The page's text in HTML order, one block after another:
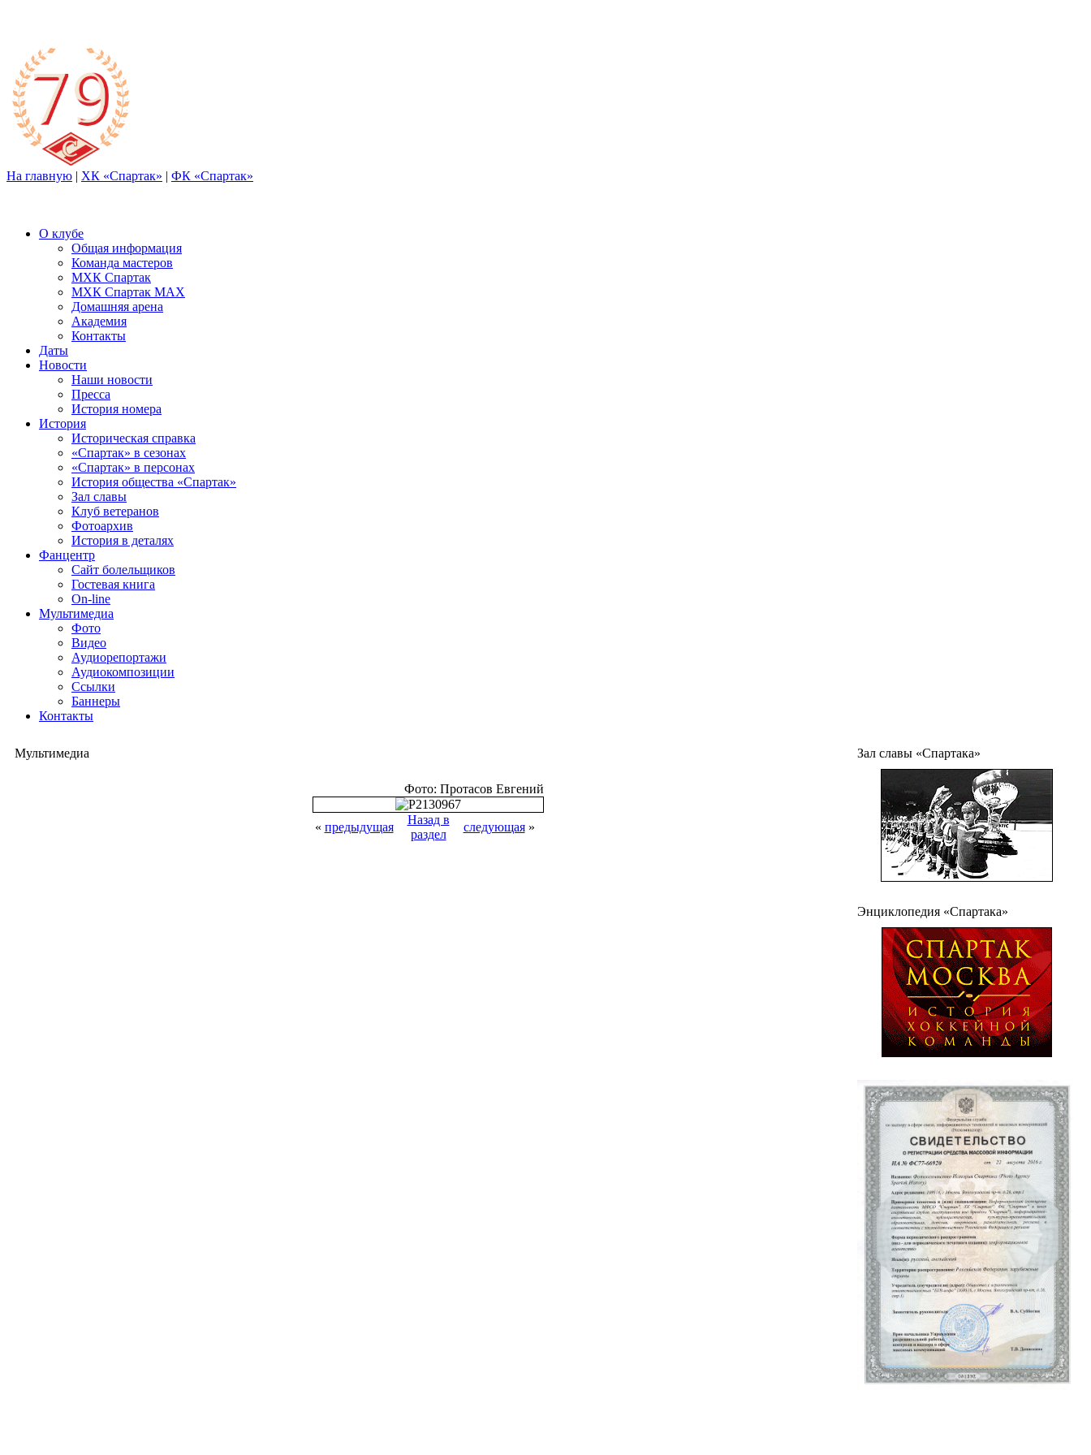
На главную | ХК «Спартак» | ФК «Спартак»
О клубе
Общая информация
Команда мастеров
МХК Спартак
МХК Спартак МАХ
Домашняя арена
Академия
Контакты
Даты
Новости
Наши новости
Пресса
История номера
История
Историческая справка
«Спартак» в сезонах
«Спартак» в персонах
История общества «Спартак»
Зал славы
Клуб ветеранов
Фотоархив
История в деталях
Фанцентр
Сайт болельщиков
Гостевая книга
On-line
Мультимедиа
Фото
Видео
Аудиорепортажи
Аудиокомпозиции
Ссылки
Баннеры
Контакты
Мультимедиа
Фото: Протасов Евгений
« предыдущая
Назад в
раздел
следующая»
Зал славы «Спартака»
Энциклопедия «Спартака»